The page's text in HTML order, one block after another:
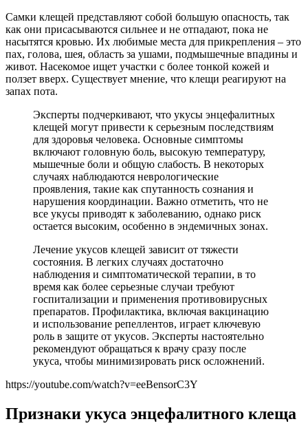
Самки клещей представляют собой большую опасность, так
как они присасываются сильнее и не отпадают, пока не
насытятся кровью. Их любимые места для прикрепления – это
пах, голова, шея, область за ушами, подмышечные впадины и
живот. Насекомое ищет участки с более тонкой кожей и
ползет вверх. Существует мнение, что клещи реагируют на
запах пота.
Эксперты подчеркивают, что укусы энцефалитных
клещей могут привести к серьезным последствиям
для здоровья человека. Основные симптомы
включают головную боль, высокую температуру,
мышечные боли и общую слабость. В некоторых
случаях наблюдаются неврологические
проявления, такие как спутанность сознания и
нарушения координации. Важно отметить, что не
все укусы приводят к заболеванию, однако риск
остается высоким, особенно в эндемичных зонах.
Лечение укусов клещей зависит от тяжести
состояния. В легких случаях достаточно
наблюдения и симптоматической терапии, в то
время как более серьезные случаи требуют
госпитализации и применения противовирусных
препаратов. Профилактика, включая вакцинацию
и использование репеллентов, играет ключевую
роль в защите от укусов. Эксперты настоятельно
рекомендуют обращаться к врачу сразу после
укуса, чтобы минимизировать риск осложнений.
https://youtube.com/watch?v=eeBensorC3Y
Признаки укуса энцефалитного клеща